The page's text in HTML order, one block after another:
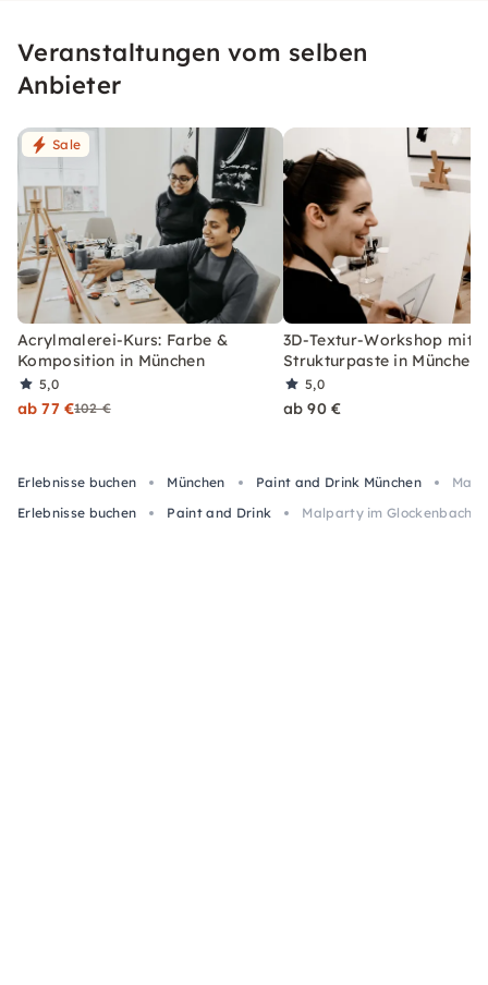
Veranstaltungen vom selben
Anbieter
Sale
Acrylmalerei-Kurs: Farbe &
Komposition in München
5,0
ab 77 €102 €
3D-Textur-Workshop mit
Strukturpaste in München
5,0
ab 90 €
Erlebnisse buchen München Paint and Drink München
Erlebnisse buchen
Paint and Drink Malparty im